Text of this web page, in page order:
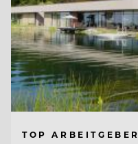
TOP ARBEITGEBER